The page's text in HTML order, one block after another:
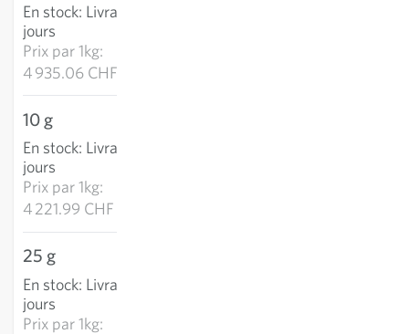
En stock: Livraison 2-4
jours
Prix par1kg:
4 935.06 CHF
10 g
En stock: Livraison 2-4
jours
Prix par1kg:
4 221.99 CHF
25 g
En stock: Livraison 2-4
jours
Prix par1kg: